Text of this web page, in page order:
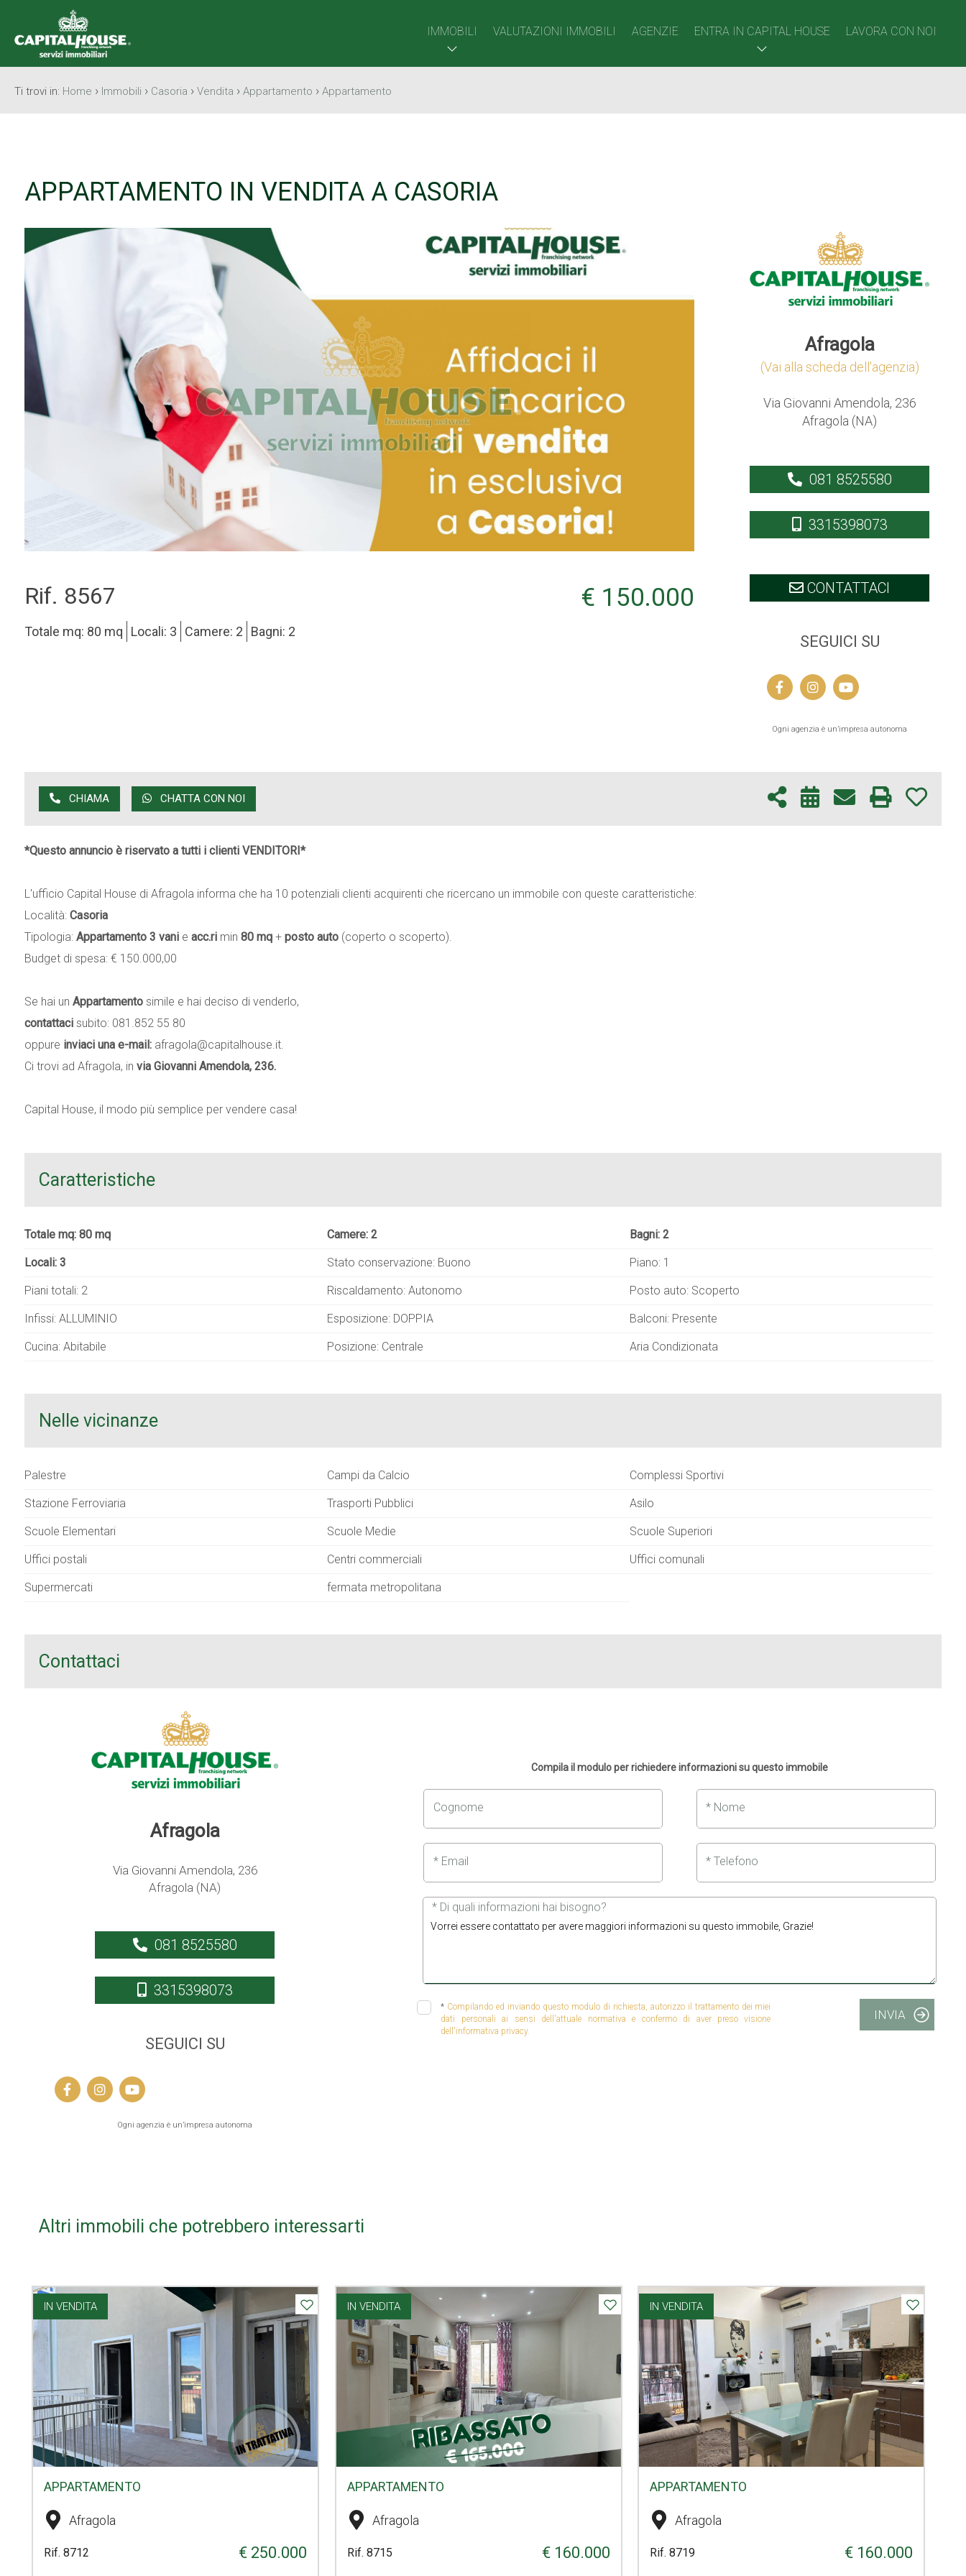
IMMOBILI VALUTAZIONI IMMOBILI AGENZIE ENTRA IN CAPITAL HOUSE LAVORA CON NOI
Ti trovi in: Home › Immobili › Casoria › Vendita › Appartamento › Appartamento
APPARTAMENTO IN VENDITA A CASORIA
Rif. 8567 € 150.000
Totale mq: 80 mq Locali: 3 Camere: 2 Bagni: 2
Afragola
(Vai alla scheda dell'agenzia)
Via Giovanni Amendola, 236
Afragola (NA)
081 8525580
3315398073
CONTATTACI
SEGUICI SU
Ogni agenzia è un’impresa autonoma
CHIAMA CHATTA CON NOI
*Questo annuncio è riservato a tutti i clienti VENDITORI*
L'ufficio Capital House di Afragola informa che ha 10 potenziali clienti acquirenti che ricercano un immobile con queste caratteristiche:
Località: Casoria
Tipologia: Appartamento 3 vanie acc.rimin 80 mq+ posto auto(coperto o scoperto).
Budget di spesa: € 150.000,00
Se hai un Appartamentosimile e hai deciso di venderlo,
contattacisubito: 081.852 55 80
oppure inviaci una e-mail: afragola@capitalhouse.it.
Ci trovi ad Afragola, in via Giovanni Amendola, 236.
Capital House, il modo più semplice per vendere casa!
Caratteristiche
Totale mq: 80 mq Camere: 2 Bagni: 2
Locali: 3 Stato conservazione: Buono Piano: 1
Piani totali: 2 Riscaldamento: Autonomo Posto auto: Scoperto
Infissi: ALLUMINIO Esposizione: DOPPIA Balconi: Presente
Cucina: Abitabile Posizione: Centrale Aria Condizionata
Nelle vicinanze
Palestre Campi da Calcio Complessi Sportivi
Stazione Ferroviaria Trasporti Pubblici Asilo
Scuole Elementari Scuole Medie Scuole Superiori
Uffici postali Centri commerciali Uffici comunali
Supermercati fermata metropolitana
Contattaci
Afragola
Via Giovanni Amendola, 236
Afragola (NA)
081 8525580
3315398073
SEGUICI SU
Ogni agenzia è un’impresa autonoma
Compila il modulo per richiedere informazioni su questo immobile
* Nome
Cognome
* Telefono
* Email
* Di quali informazioni hai bisogno?
* Compilando ed inviando questo modulo di richiesta, autorizzo il trattamento dei miei
dati personali ai sensi dell'attuale normativa e confermo di aver preso visione
dell'informativa privacy.
INVIA
Altri immobili che potrebbero interessarti
IN VENDITA
APPARTAMENTO
Afragola
Rif. 8712 € 250.000
IN VENDITA
APPARTAMENTO
Afragola
Rif. 8715 € 160.000
IN VENDITA
APPARTAMENTO
Afragola
Rif. 8719 € 160.000